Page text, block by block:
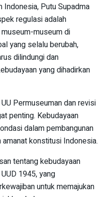
Putu Supadma
regulasi adalah
museum di
yang selalu berubah,
dilindungi dan
yang dihadirkan
Permuseuman dan revisi
penting. Kebudayaan
dalam pembangunan
konstitusi Indonesia.
tentang kebudayaan
1945, yang
untuk memajukan